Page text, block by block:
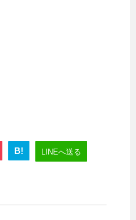
B! LINEへ送る